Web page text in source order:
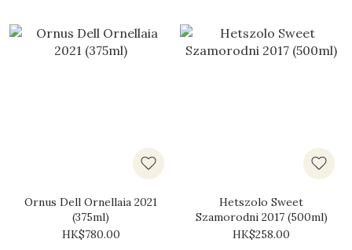
Ornus Dell Ornellaia 2021
(375ml)
HK$780.00
Hetszolo Sweet
Szamorodni 2017 (500ml)
HK$258.00